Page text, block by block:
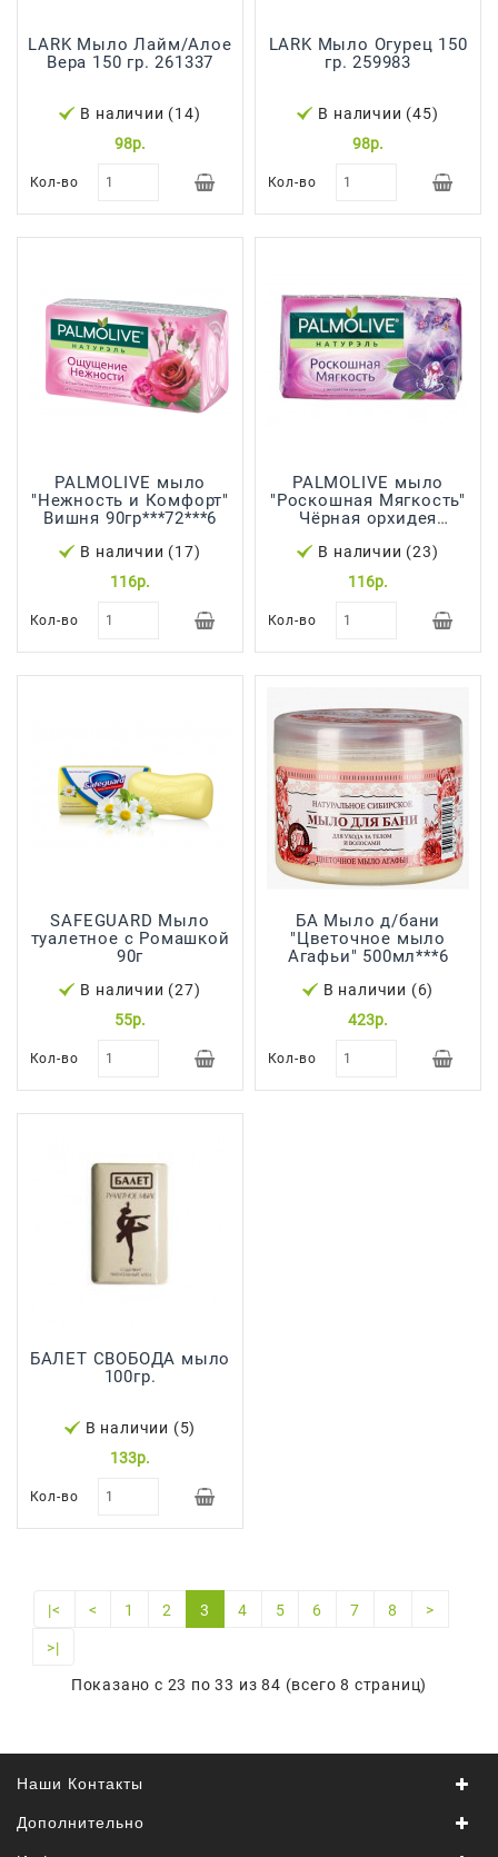
LARK Мыло Лайм/Алое
Вера 150 гр. 261337
В наличии (14)
98р.
Кол-во
LARK Мыло Огурец 150
гр. 259983
В наличии (45)
98р.
Кол-во
PALMOLIVE мыло
"Нежность и Комфорт"
Вишня 90гр***72***6
В наличии (17)
116р.
Кол-во
PALMOLIVE мыло
"Роскошная Мягкость"
Чёрная орхидея
В наличии (23)
116р.
Кол-во
SAFEGUARD Мыло
туалетное с Ромашкой
90г
В наличии (27)
55р.
Кол-во
БА Мыло д/бани
"Цветочное мыло
Агафьи" 500мл***6
В наличии (6)
423р.
Кол-во
БАЛЕТ СВОБОДА мыло
100гр.
В наличии (5)
133р.
Кол-во
|< < 1 2 3 4 5 6 7 8 >
>|
Показано с 23 по 33 из 84 (всего 8 страниц)
Наши Контакты
Дополнительно